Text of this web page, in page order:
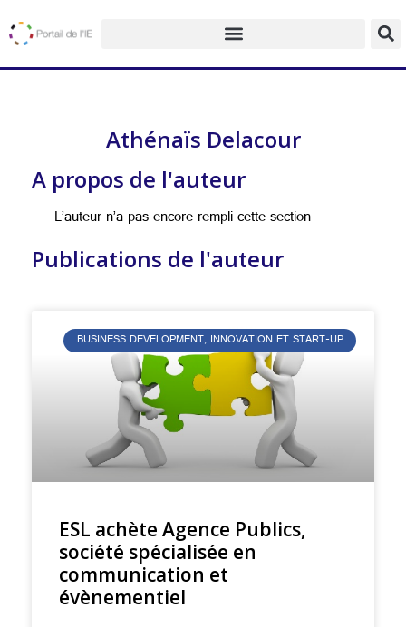
Athénaïs Delacour
A propos de l'auteur
L’auteur n’a pas encore rempli cette section
Publications de l'auteur
BUSINESS DEVELOPMENT, INNOVATION ET START-UP
ESL achète Agence Publics,
société spécialisée en
communication et
évènementiel